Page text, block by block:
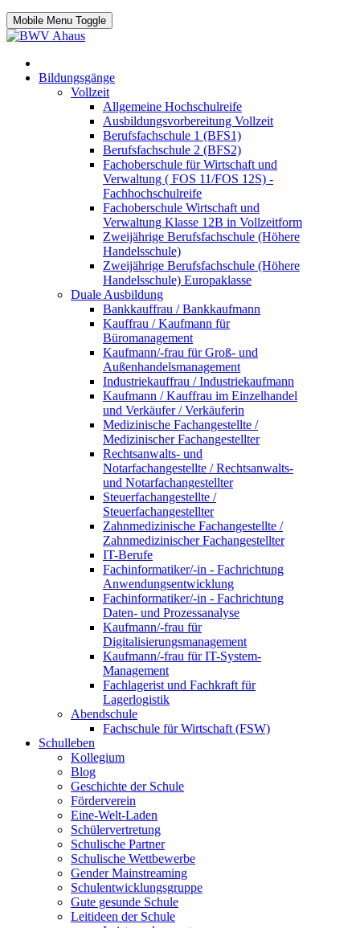
Mobile Menu Toggle
Bildungsgänge
Vollzeit
Allgemeine Hochschulreife
Ausbildungsvorbereitung Vollzeit
Berufsfachschule 1 (BFS1)
Berufsfachschule 2 (BFS2)
Fachoberschule für Wirtschaft und
Verwaltung ( FOS 11/FOS 12S) -
Fachhochschulreife
Fachoberschule Wirtschaft und
Verwaltung Klasse 12B in Vollzeitform
Zweijährige Berufsfachschule (Höhere
Handelsschule)
Zweijährige Berufsfachschule (Höhere
Handelsschule) Europaklasse
Duale Ausbildung
Bankkauffrau / Bankkaufmann
Kauffrau / Kaufmann für
Büromanagement
Kaufmann/-frau für Groß- und
Außenhandelsmanagement
Industriekauffrau / Industriekaufmann
Kaufmann / Kauffrau im Einzelhandel
und Verkäufer / Verkäuferin
Medizinische Fachangestellte /
Medizinischer Fachangestellter
Rechtsanwalts- und
Notarfachangestellte / Rechtsanwalts-
und Notarfachangestellter
Steuerfachangestellte /
Steuerfachangestellter
Zahnmedizinische Fachangestellte /
Zahnmedizinischer Fachangestellter
IT-Berufe
Fachinformatiker/-in - Fachrichtung
Anwendungsentwicklung
Fachinformatiker/-in - Fachrichtung
Daten- und Prozessanalyse
Kaufmann/-frau für
Digitalisierungsmanagement
Kaufmann/-frau für IT-System-
Management
Fachlagerist und Fachkraft für
Lagerlogistik
Abendschule
Fachschule für Wirtschaft (FSW)
Schulleben
Kollegium
Blog
Geschichte der Schule
Förderverein
Eine-Welt-Laden
Schülervertretung
Schulische Partner
Schulische Wettbewerbe
Gender Mainstreaming
Schulentwicklungsgruppe
Gute gesunde Schule
Leitideen der Schule